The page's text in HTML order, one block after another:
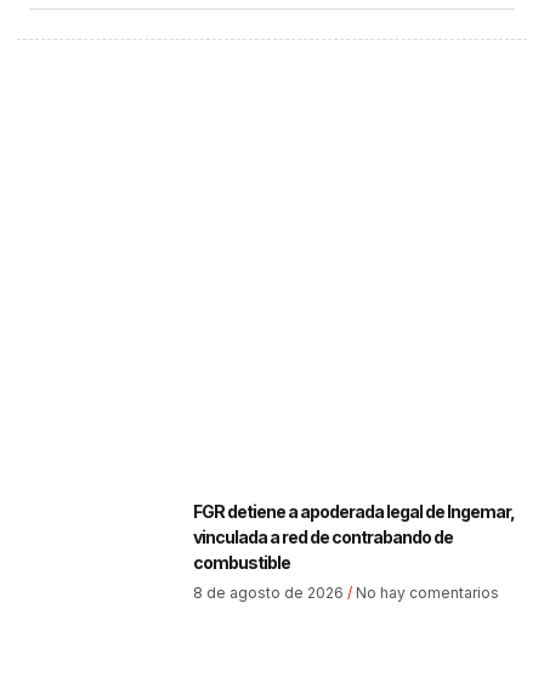
FGR detiene a apoderada legal de Ingemar,
vinculada a red de contrabando de
combustible
8 de agosto de 2026 No hay comentarios